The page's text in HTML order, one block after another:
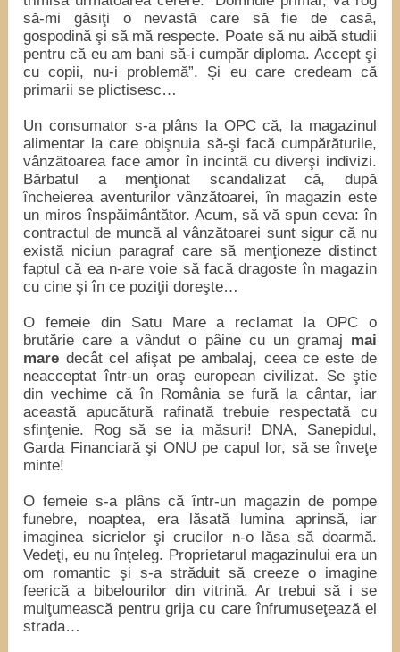
să-mi găsiţi o nevastă care să fie de casă,
gospodină şi să mă respecte. Poate să nu aibă studii
pentru că eu am bani să-i cumpăr diploma. Accept şi
cu copii, nu-i problemă”. Şi eu care credeam că
primarii se plictisesc…
Un consumator s-a plâns la OPC că, la magazinul
alimentar la care obişnuia să-şi facă cumpărăturile,
vânzătoarea face amor în incintă cu diverşi indivizi.
Bărbatul a menţionat scandalizat că, după
încheierea aventurilor vânzătoarei, în magazin este
un miros înspăimântător. Acum, să vă spun ceva: în
contractul de muncă al vânzătoarei sunt sigur că nu
există niciun paragraf care să menţioneze distinct
faptul că ea n-are voie să facă dragoste în magazin
cu cine şi în ce poziţii doreşte…
O femeie din Satu Mare a reclamat la OPC o
brutărie care a vândut o pâine cu un gramaj mai
mare decât cel afişat pe ambalaj, ceea ce este de
neacceptat într-un oraş european civilizat. Se ştie
din vechime că în România se fură la cântar, iar
această apucătură rafinată trebuie respectată cu
sfinţenie. Rog să se ia măsuri! DNA, Sanepidul,
Garda Financiară şi ONU pe capul lor, să se înveţe
minte!
O femeie s-a plâns că într-un magazin de pompe
funebre, noaptea, era lăsată lumina aprinsă, iar
imaginea sicrielor şi crucilor n-o lăsa să doarmă.
Vedeţi, eu nu înţeleg. Proprietarul magazinului era un
om romantic şi s-a străduit să creeze o imagine
feerică a bibelourilor din vitrină. Ar trebui să i se
mulţumească pentru grija cu care înfrumuseţează el
strada…